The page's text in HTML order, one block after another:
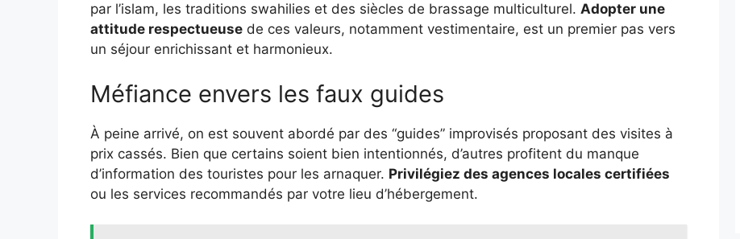
par l’islam, les traditions swahilies et des siècles de brassage multiculturel. Adopter une
attitude respectueuse de ces valeurs, notamment vestimentaire, est un premier pas vers
un séjour enrichissant et harmonieux.
Méfiance envers les faux guides
À peine arrivé, on est souvent abordé par des “guides” improvisés proposant des visites à
prix cassés. Bien que certains soient bien intentionnés, d’autres profitent du manque
d’information des touristes pour les arnaquer. Privilégiez des agences locales certifiées
ou les services recommandés par votre lieu d’hébergement.